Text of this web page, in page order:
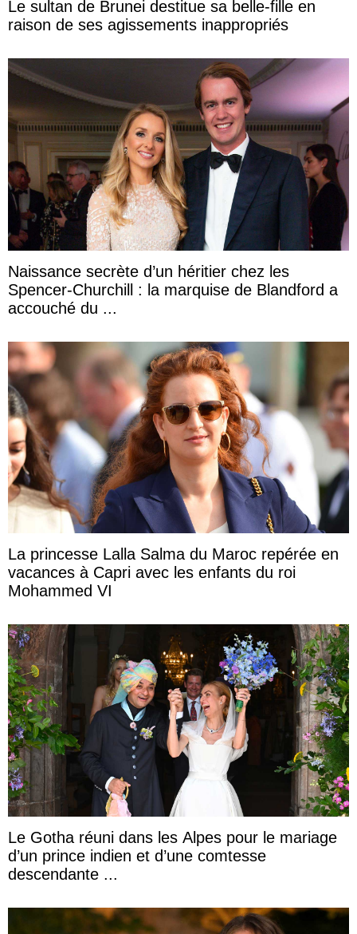
Le sultan de Brunei destitue sa belle-fille en
raison de ses agissements inappropriés
Naissance secrète d’un héritier chez les
Spencer-Churchill : la marquise de Blandford a
accouché du ...
La princesse Lalla Salma du Maroc repérée en
vacances à Capri avec les enfants du roi
Mohammed VI
Le Gotha réuni dans les Alpes pour le mariage
d’un prince indien et d’une comtesse
descendante ...